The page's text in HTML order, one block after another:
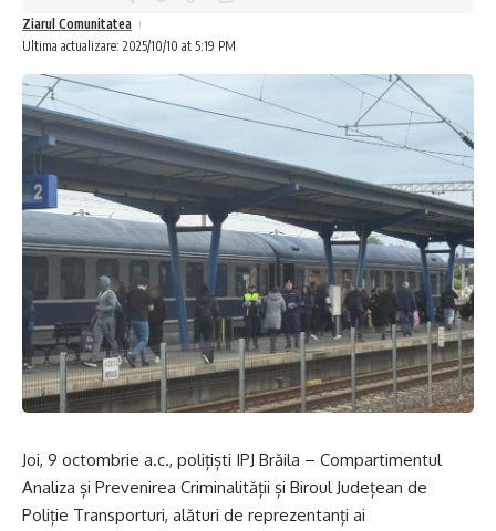
Ultima actualizare: 2025/10/10 at 5:19 PM
Ziarul Comunitatea
Joi, 9 octombrie a.c., polițiști IPJ Brăila – Compartimentul
Analiza și Prevenirea Criminalității și Biroul Județean de
Poliție Transporturi, alături de reprezentanți ai